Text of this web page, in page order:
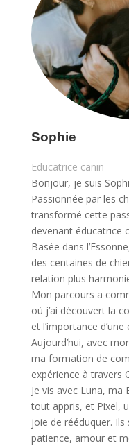
Sophie
Educatrice canin
Bonjour, je suis
Passionnée par les
transformé cette
devenant éducatrice
Basée dans
des centaines de
relation plus
Mon parcours a
où j’ai découvert la
et l’importance
Aujourd’hui, avec
ma formation de
expérience à travers
Je vis avec Luna, ma
tout appris, et Pixel,
joie de rééduquer.
patience, amour et